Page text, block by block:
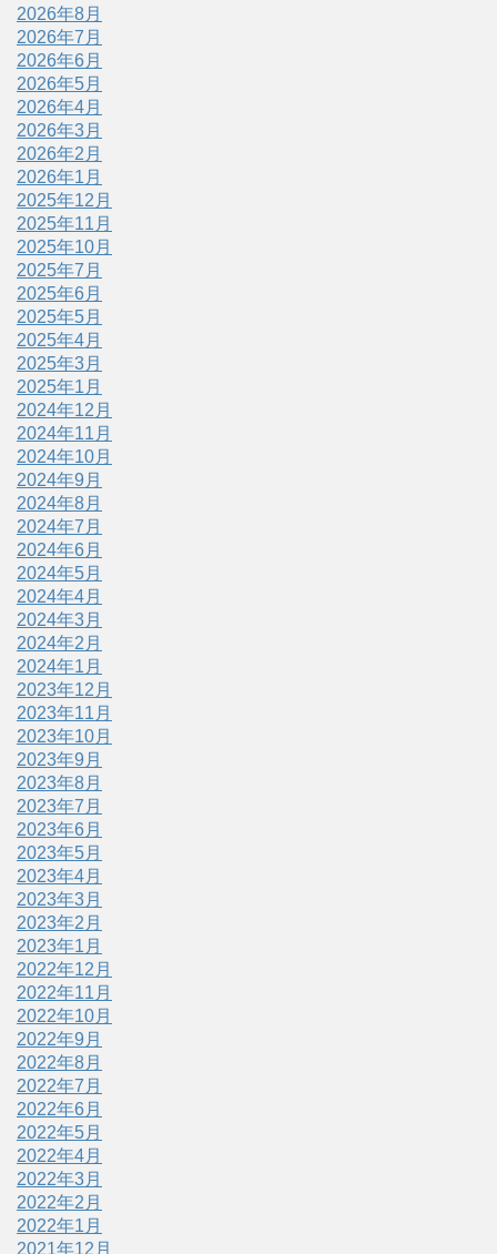
2026年8月
2026年7月
2026年6月
2026年5月
2026年4月
2026年3月
2026年2月
2026年1月
2025年12月
2025年11月
2025年10月
2025年7月
2025年6月
2025年5月
2025年4月
2025年3月
2025年1月
2024年12月
2024年11月
2024年10月
2024年9月
2024年8月
2024年7月
2024年6月
2024年5月
2024年4月
2024年3月
2024年2月
2024年1月
2023年12月
2023年11月
2023年10月
2023年9月
2023年8月
2023年7月
2023年6月
2023年5月
2023年4月
2023年3月
2023年2月
2023年1月
2022年12月
2022年11月
2022年10月
2022年9月
2022年8月
2022年7月
2022年6月
2022年5月
2022年4月
2022年3月
2022年2月
2022年1月
2021年12月